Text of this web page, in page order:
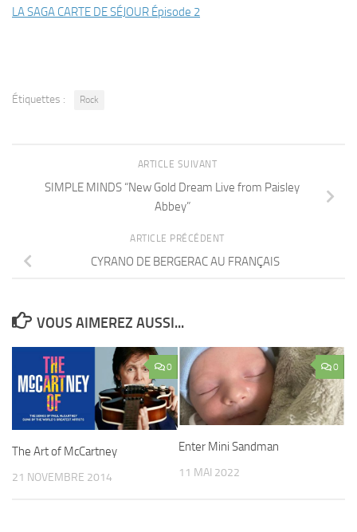
LA SAGA CARTE DE SÉJOUR Épisode 2
Étiquettes : Rock
ARTICLE SUIVANT
SIMPLE MINDS “New Gold Dream Live from Paisley
Abbey”
ARTICLE PRÉCÉDENT
CYRANO DE BERGERAC AU FRANÇAIS
VOUS AIMEREZ AUSSI...
0
The Art of McCartney
21 NOVEMBRE 2014
0
Enter Mini Sandman
11 MAI 2022